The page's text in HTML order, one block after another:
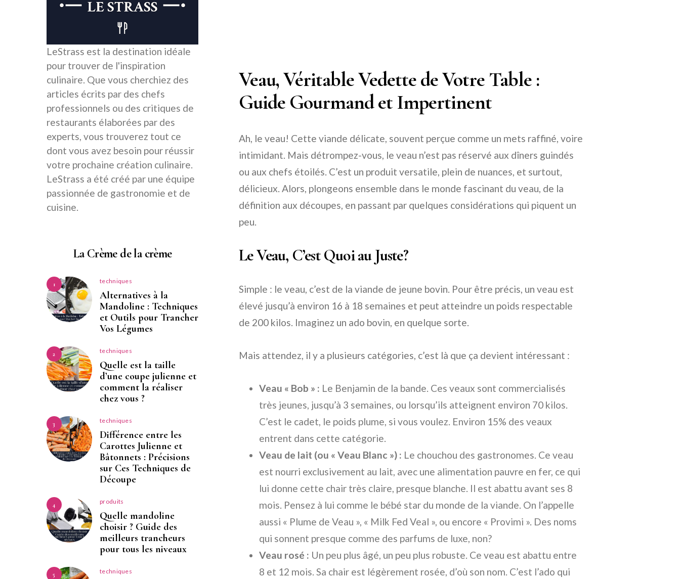
Veau, Véritable Vedette de Votre Table :
Guide Gourmand et Impertinent
Ah, le veau! Cette viande délicate, souvent perçue comme un mets raffiné, voire
intimidant. Mais détrompez-vous, le veau n’est pas réservé aux dîners guindés
ou aux chefs étoilés. C’est un produit versatile, plein de nuances, et surtout,
délicieux. Alors, plongeons ensemble dans le monde fascinant du veau, de la
définition aux découpes, en passant par quelques considérations qui piquent un
peu.
Le Veau, C’est Quoi au Juste?
Simple : le veau, c’est de la viande de jeune bovin. Pour être précis, un veau est
élevé jusqu’à environ 16 à 18 semaines et peut atteindre un poids respectable
de 200 kilos. Imaginez un ado bovin, en quelque sorte.
Mais attendez, il y a plusieurs catégories, c’est là que ça devient intéressant :
Veau « Bob » : Le Benjamin de la bande. Ces veaux sont commercialisés
très jeunes, jusqu’à 3 semaines, ou lorsqu’ils atteignent environ 70 kilos.
C’est le cadet, le poids plume, si vous voulez. Environ 15% des veaux
entrent dans cette catégorie.
Veau de lait (ou « Veau Blanc ») : Le chouchou des gastronomes. Ce veau
est nourri exclusivement au lait, avec une alimentation pauvre en fer, ce qui
lui donne cette chair très claire, presque blanche. Il est abattu avant ses 8
mois. Pensez à lui comme le bébé star du monde de la viande. On l’appelle
aussi « Plume de Veau », « Milk Fed Veal », ou encore « Provimi ». Des noms
qui sonnent presque comme des parfums de luxe, non?
Veau rosé : Un peu plus âgé, un peu plus robuste. Ce veau est abattu entre
8 et 12 mois. Sa chair est légèrement rosée, d’où son nom. C’est l’ado qui
LeStrass est la destination idéale
pour trouver de l'inspiration
culinaire. Que vous cherchiez des
articles écrits par des chefs
professionnels ou des critiques de
restaurants élaborées par des
experts, vous trouverez tout ce
dont vous avez besoin pour réussir
votre prochaine création culinaire.
LeStrass a été créé par une équipe
passionnée de gastronomie et de
cuisine.
La Crème de la crème
1 techniques
Alternatives à la
Mandoline : Techniques
et Outils pour Trancher
Vos Légumes
2 techniques
Quelle est la taille
d’une coupe julienne et
comment la réaliser
chez vous ?
3 techniques
Différence entre les
Carottes Julienne et
Bâtonnets : Précisions
sur Ces Techniques de
Découpe
4 produits
Quelle mandoline
choisir ? Guide des
meilleurs trancheurs
pour tous les niveaux
5 techniques